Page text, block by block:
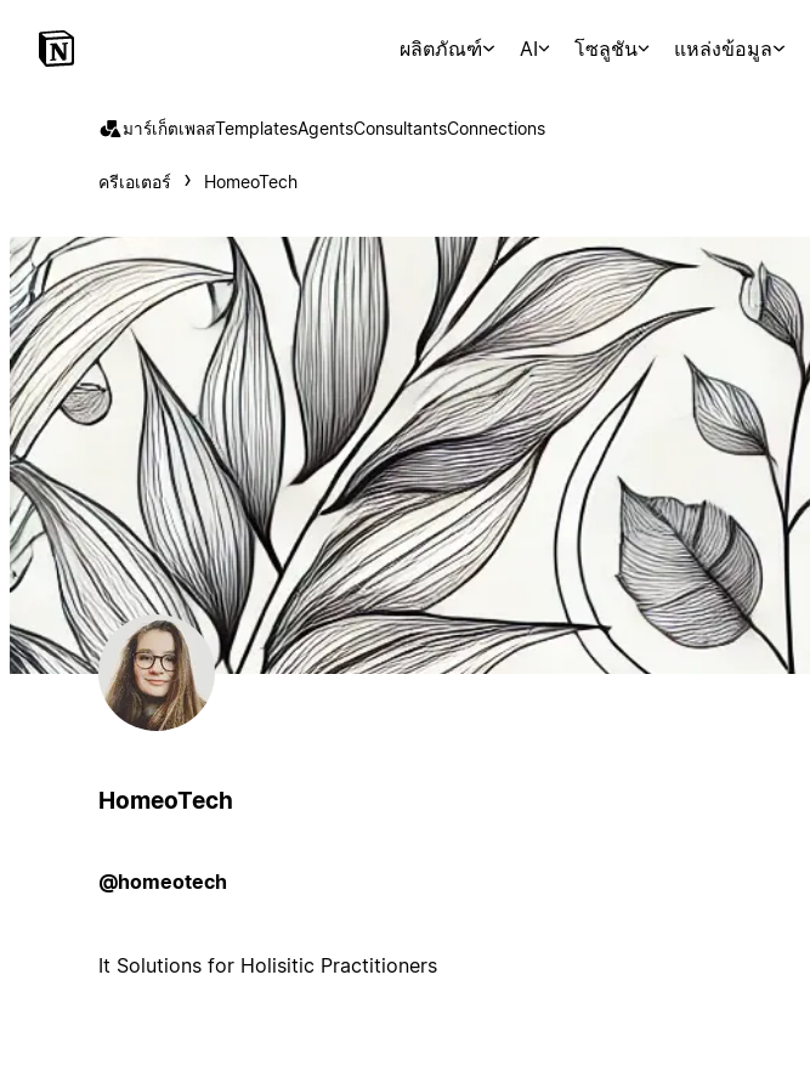
ผลิตภัณฑ์ AI โซลูชัน แหล่งข้อมูล
มาร์เก็ตเพลสTemplatesAgentsConsultantsConnections
ครีเอเตอร์ HomeoTech
HomeoTech
@homeotech
It Solutions for Holisitic Practitioners